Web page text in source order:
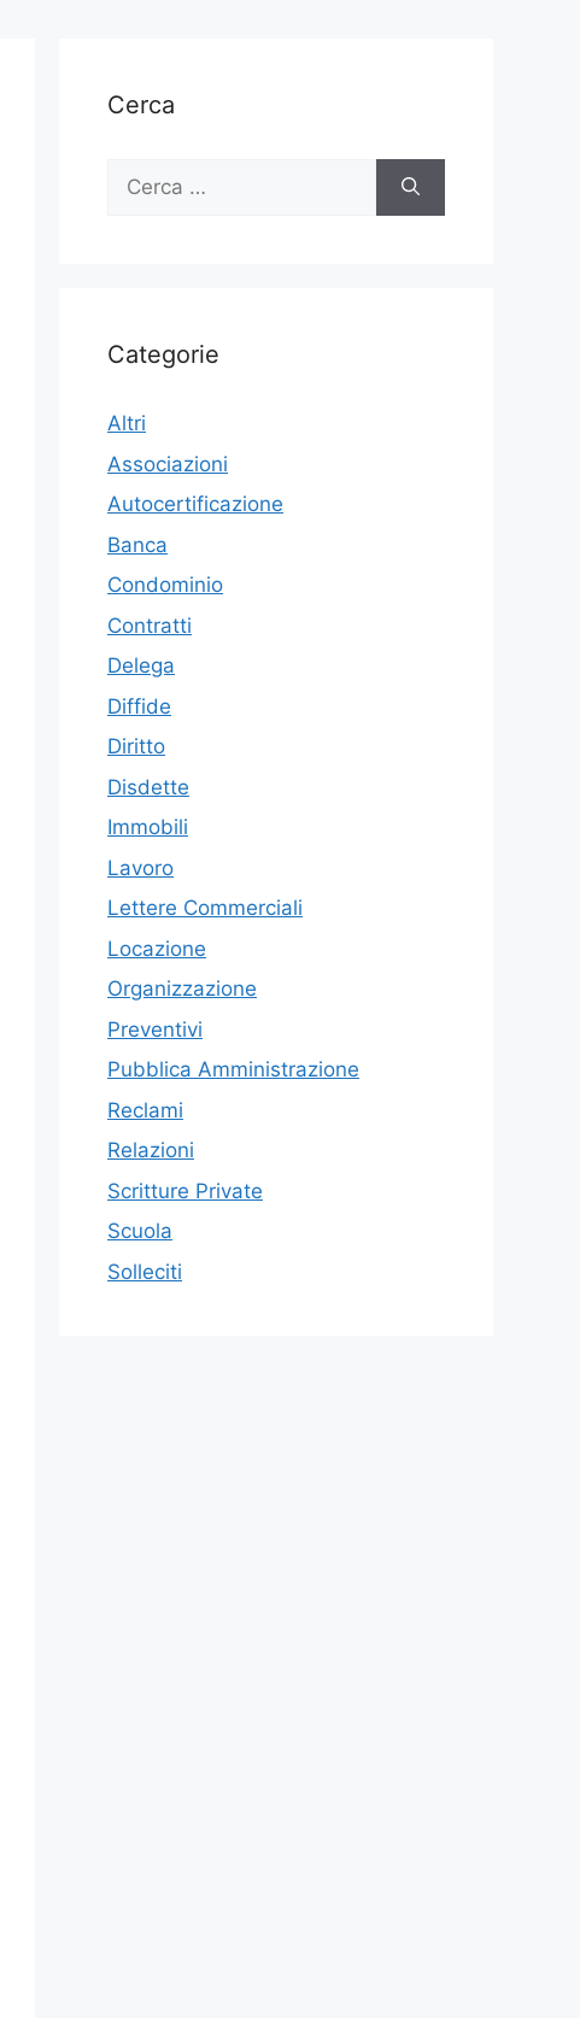
Cerca
Ricerca
Categorie
Altri
Associazioni
Autocertificazione
Banca
Condominio
Contratti
Delega
Diffide
Diritto
Disdette
Immobili
Lavoro
Lettere Commerciali
Locazione
Organizzazione
Preventivi
Pubblica Amministrazione
Reclami
Relazioni
Scritture Private
Scuola
Solleciti